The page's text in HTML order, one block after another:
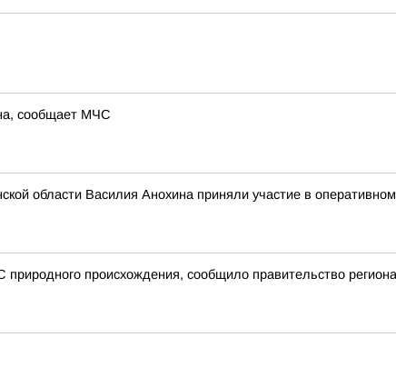
сообщает МЧС
области Василия Анохина приняли участие в
происхождения, сообщило правительство региона